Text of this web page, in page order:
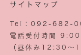
サイトマップ
Tel：092-682-
電話受付時間
（昼休み12:30～